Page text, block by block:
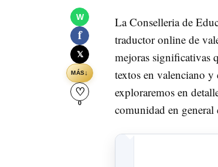
W
f
𝕏
MÁS↓
♡
0
La Conselleria de
traductor online de
mejoras significativas
textos en valenciano y
exploraremos en
comunidad en